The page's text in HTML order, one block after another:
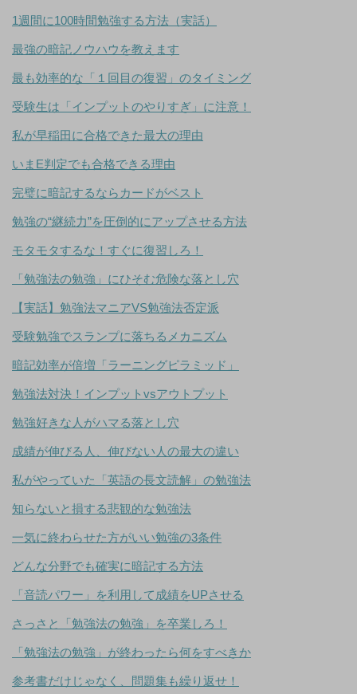
1週間に100時間勉強する方法（実話）
最強の暗記ノウハウを教えます
最も効率的な「１回目の復習」のタイミング
受験生は「インプットのやりすぎ」に注意！
私が早稲田に合格できた最大の理由
いまE判定でも合格できる理由
完璧に暗記するならカードがベスト
勉強の“継続力”を圧倒的にアップさせる方法
モタモタするな！すぐに復習しろ！
「勉強法の勉強」にひそむ危険な落とし穴
【実話】勉強法マニアVS勉強法否定派
受験勉強でスランプに落ちるメカニズム
暗記効率が倍増「ラーニングピラミッド」
勉強法対決！インプットvsアウトプット
勉強好きな人がハマる落とし穴
成績が伸びる人、伸びない人の最大の違い
私がやっていた「英語の長文読解」の勉強法
知らないと損する悲観的な勉強法
一気に終わらせた方がいい勉強の3条件
どんな分野でも確実に暗記する方法
「音読パワー」を利用して成績をUPさせる
さっさと「勉強法の勉強」を卒業しろ！
「勉強法の勉強」が終わったら何をすべきか
参考書だけじゃなく、問題集も繰り返せ！